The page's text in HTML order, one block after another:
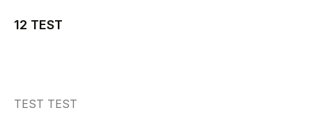
12 TEST
TEST TEST